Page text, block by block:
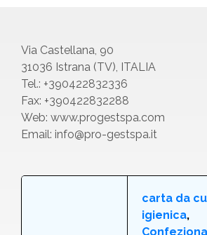
Via Castellana, 90
31036 Istrana (TV), ITALIA
Tel.: +390422832336
Fax: +390422832288
Web: www.progestspa.com
Email: info@pro-gestspa.it
carta da
igienica,